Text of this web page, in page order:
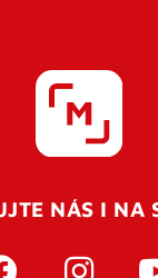
NÁS I NA